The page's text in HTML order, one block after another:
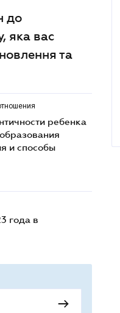
до
яка вас
та
ребенка
и способы
года в